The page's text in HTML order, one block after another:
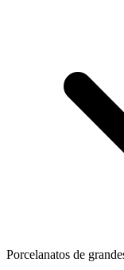
Porcelanatos de